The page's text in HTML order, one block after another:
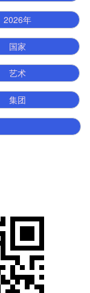
2026年
国家
艺术
集团